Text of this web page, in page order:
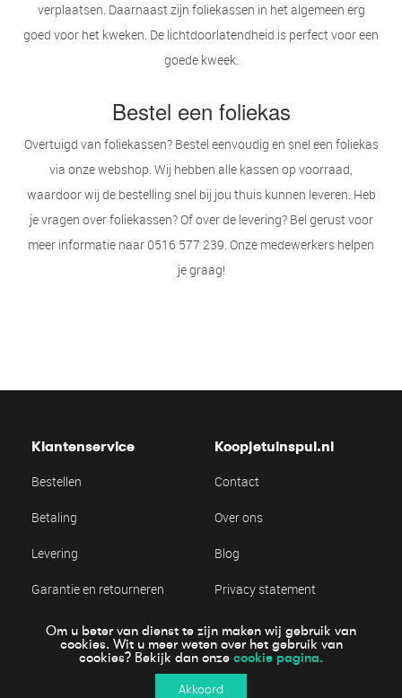
Om u beter van dienst te zijn maken wij gebruik van
cookies. Wit u meer weten over het gebruik van
cookies? Bekijk dan onze cookie pagina.
Akkoord
verplaatsen. Daarnaast zijn foliekassen in het algemeen erg
goed voor het kweken. De lichtdoorlatendheid is perfect voor een
goede kweek.
Bestel een foliekas
Overtuigd van foliekassen? Bestel eenvoudig en snel een foliekas
via onze webshop. Wij hebben alle kassen op voorraad,
waardoor wij de bestelling snel bij jou thuis kunnen leveren. Heb
je vragen over foliekassen? Of over de levering? Bel gerust voor
meer informatie naar 0516 577 239. Onze medewerkers helpen
je graag!
Klantenservice
Bestellen
Betaling
Levering
Garantie en retourneren
Algemene voorwaarden
Koopjetuinspul.nl
Contact
Over ons
Blog
Privacy statement
Cookie statement
Online veiling betalen